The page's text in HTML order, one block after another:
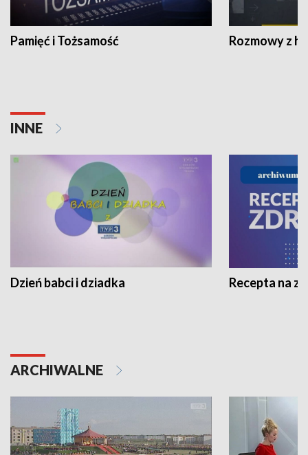
Pamięć i Tożsamość Rozmowy z
INNE
Dzień babci i dziadka Recepta na
ARCHIWALNE